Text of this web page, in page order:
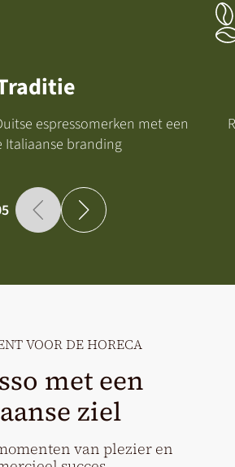
espressomerken met een
Italiaanse branding
VOOR DE HORECA
met een
ziel
van plezier en